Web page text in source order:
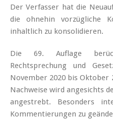
Der Verfasser hat die
die ohnehin vorzügliche
inhaltlich zu konsolidieren.
Die 69. Auflage
Rechtsprechung und
November 2020 bis Oktober
Nachweise wird angesichts
angestrebt. Besonders
Kommentierungen zu